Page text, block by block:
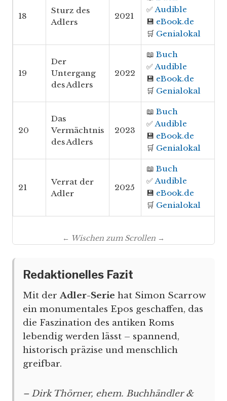
18
Sturz des
Adlers
2021
✅Audible
💾 eBook.de
🛒 Genialokal
19
Der
Untergang
des Adlers
2022
📖 Buch
✅Audible
💾 eBook.de
🛒 Genialokal
20
Das
Vermächtnis
des Adlers
2023
📖 Buch
✅Audible
💾 eBook.de
🛒 Genialokal
21
Verrat der
Adler
2025
📖 Buch
✅Audible
💾 eBook.de
🛒 Genialokal
← Wischen zum Scrollen →
Redaktionelles Fazit
Mit derAdler-Serie hat Simon Scarrow
ein monumentales Epos geschaffen, das
die Faszination des antiken Roms
lebendig werden lässt – spannend,
historisch präzise und menschlich
greifbar.
– Dirk Thörner, ehem. Buchhändler &